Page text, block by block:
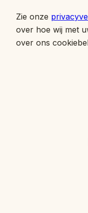
Zie onze
over hoe wij met
over ons